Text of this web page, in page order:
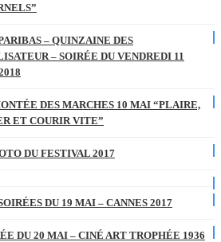
– QUINZAINE DES
– SOIRÉE DU VENDREDI 11
DES MARCHES 10 MAI “PLAIRE,
ET COURIR VITE”
DU FESTIVAL 2017
DU 19 MAI – CANNES 2017
DU 20 MAI – CINÉ ART TROPHÉE 1936